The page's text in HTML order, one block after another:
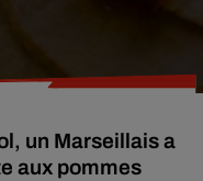
un Marseillais a
aux pommes